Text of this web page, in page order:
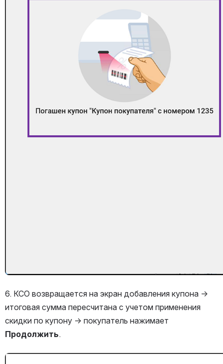
6. КСО возвращается на экран добавления купона →
итоговая сумма пересчитана с учетом применения
Продолжить.